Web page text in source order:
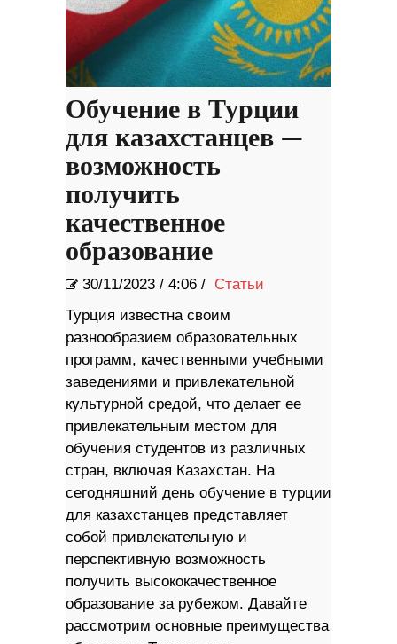
Обучение в Турции
для казахстанцев —
возможность
получить
качественное
образование
30/11/2023 / 4:06 / Статьи
Турция известна своим
разнообразием образовательных
программ, качественными учебными
заведениями и привлекательной
культурной средой, что делает ее
привлекательным местом для
обучения студентов из различных
стран, включая Казахстан. На
сегодняшний день обучение в турции
для казахстанцев представляет
собой привлекательную и
перспективную возможность
получить высококачественное
образование за рубежом. Давайте
рассмотрим основные преимущества